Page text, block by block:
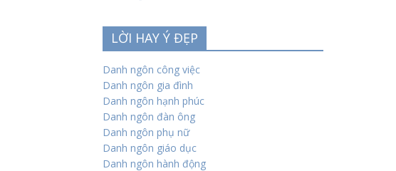
LỜI HAY Ý ĐẸP
Danh ngôn công việc
Danh ngôn gia đình
Danh ngôn hạnh phúc
Danh ngôn đàn ông
Danh ngôn phụ nữ
Danh ngôn giáo dục
Danh ngôn hành động